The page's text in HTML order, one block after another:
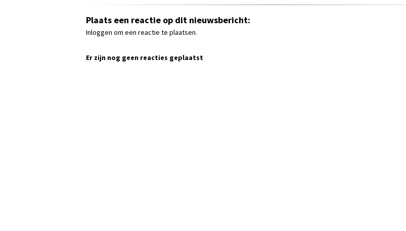
Plaats een reactie op dit nieuwsbericht:
Inloggen om een reactie te plaatsen.
Er zijn nog geen reacties geplaatst